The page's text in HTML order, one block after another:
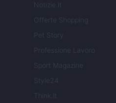
Notizie.it
Offerte Shopping
Pet Story
Professione Lavoro
Sport Magazine
Style24
Think.it